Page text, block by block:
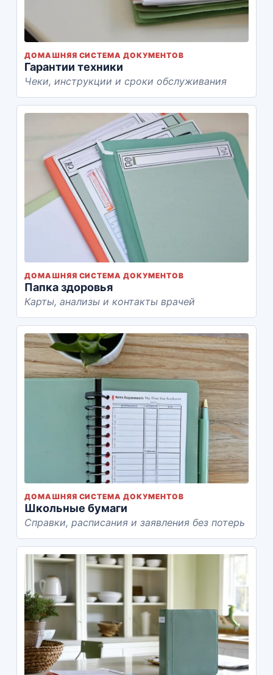
ДОМАШНЯЯ СИСТЕМА ДОКУМЕНТОВ
Гарантии техники
Чеки, инструкции и сроки обслуживания
ДОМАШНЯЯ СИСТЕМА ДОКУМЕНТОВ
Папка здоровья
Карты, анализы и контакты врачей
ДОМАШНЯЯ СИСТЕМА ДОКУМЕНТОВ
Школьные бумаги
Справки, расписания и заявления без потерь